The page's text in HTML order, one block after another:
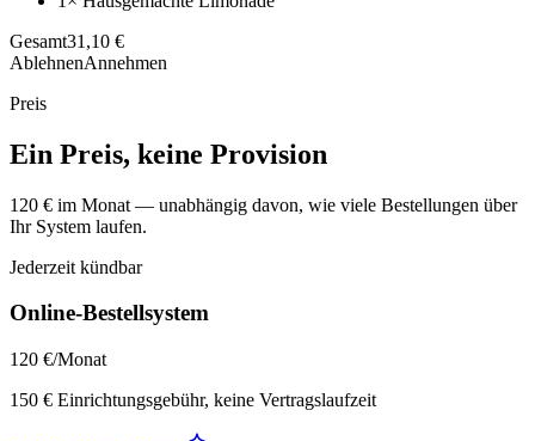
Gesamt31,10 €
AblehnenAnnehmen
Preis
Ein Preis, keine Provision
120 € im Monat — unabhängig davon, wie viele Bestellungen über
Ihr System laufen.
Jederzeit kündbar
Online-Bestellsystem
120 €/Monat
150 € Einrichtungsgebühr, keine Vertragslaufzeit